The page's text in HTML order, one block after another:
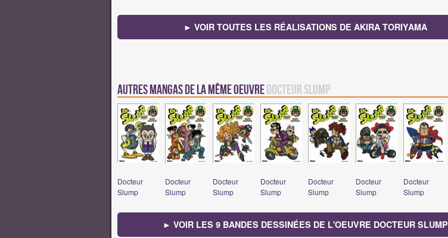
► VOIR TOUTES LES RÉALISATIONS DE AKIRA TORIYAMA
Autres mangas de la même oeuvre Docteur Slump
Docteur
Slump
Docteur
Slump
Docteur
Slump
Docteur
Slump
Docteur
Slump
Docteur
Slump
Docteur
Slump
► VOIR LES 9 BANDES DESSINÉES DE L'OEUVRE DOCTEUR SLUMP